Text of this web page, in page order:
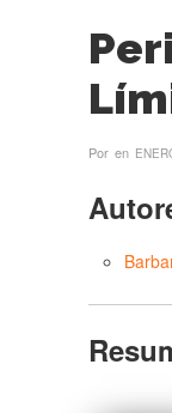
Por en